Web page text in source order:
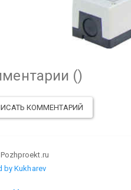
()
КОММЕНТАРИЙ
by Kukharev